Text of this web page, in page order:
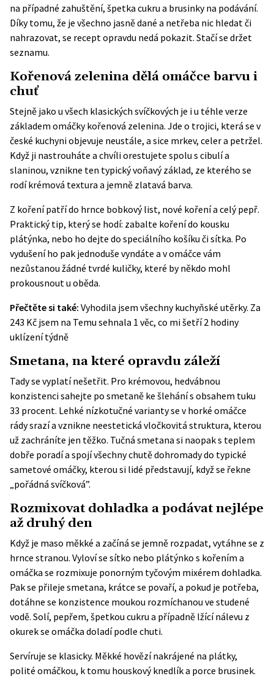
na případné zahuštění, špetka cukru a brusinky na podávání.
Díky tomu, že je všechno jasně dané a netřeba nic hledat či
nahrazovat, se recept opravdu nedá pokazit. Stačí se držet
seznamu.
Kořenová zelenina dělá omáčce barvu i
chuť
Stejně jako u všech klasických svíčkových je i u téhle verze
základem omáčky kořenová zelenina. Jde o trojici, která se v
české kuchyni objevuje neustále, a sice mrkev, celer a petržel.
Když ji nastrouháte a chvíli orestujete spolu s cibulí a
slaninou, vznikne ten typický voňavý základ, ze kterého se
rodí krémová textura a jemně zlatavá barva.
Z koření patří do hrnce bobkový list, nové koření a celý pepř.
Praktický tip, který se hodí: zabalte koření do kousku
plátýnka, nebo ho dejte do speciálního košíku či sítka. Po
vydušení ho pak jednoduše vyndáte a v omáčce vám
nezůstanou žádné tvrdé kuličky, které by někdo mohl
prokousnout u oběda.
Přečtěte si také: Vyhodila jsem všechny kuchyňské utěrky. Za
243 Kč jsem na Temu sehnala 1 věc, co mi šetří 2 hodiny
uklízení týdně
Smetana, na které opravdu záleží
Tady se vyplatí nešetřit. Pro krémovou, hedvábnou
konzistenci sahejte po smetaně ke šlehání s obsahem tuku
33 procent. Lehké nízkotučné varianty se v horké omáčce
rády srazí a vznikne neestetická vločkovitá struktura, kterou
už zachráníte jen těžko. Tučná smetana si naopak s teplem
dobře poradí a spojí všechny chutě dohromady do typické
sametové omáčky, kterou si lidé představují, když se řekne
„pořádná svíčková”.
Rozmixovat dohladka a podávat nejlépe
až druhý den
Když je maso měkké a začíná se jemně rozpadat, vytáhne se z
hrnce stranou. Vyloví se sítko nebo plátýnko s kořením a
omáčka se rozmixuje ponorným tyčovým mixérem dohladka.
Pak se přileje smetana, krátce se povaří, a pokud je potřeba,
dotáhne se konzistence moukou rozmíchanou ve studené
vodě. Solí, pepřem, špetkou cukru a případně lžící nálevu z
okurek se omáčka doladí podle chuti.
Servíruje se klasicky. Měkké hovězí nakrájené na plátky,
polité omáčkou, k tomu houskový knedlík a porce brusinek.